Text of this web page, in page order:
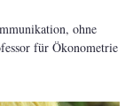
ohne
für Ökonometrie